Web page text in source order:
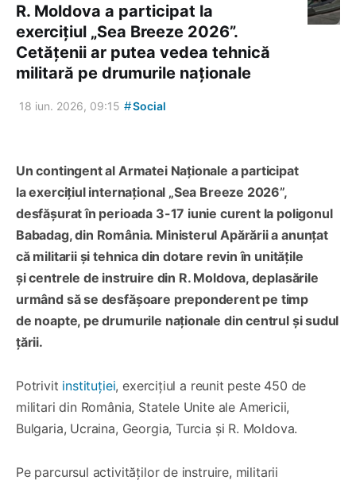
R. Moldova a participat la
exercițiul „Sea Breeze 2026”.
Cetățenii ar putea vedea tehnică
militară pe drumurile naționale
18 iun. 2026, 09:15 #Social
Un contingent al Armatei Naționale a participat
la exercițiul internațional „Sea Breeze 2026”,
desfășurat în perioada 3-17 iunie curent la poligonul
Babadag, din România. Ministerul Apărării a anunțat
că militarii și tehnica din dotare revin în unitățile
și centrele de instruire din R. Moldova, deplasările
urmând să se desfășoare preponderent pe timp
de noapte, pe drumurile naționale din centrul și sudul
țării.
Potrivit instituției, exercițiul a reunit peste 450 de
militari din România, Statele Unite ale Americii,
Bulgaria, Ucraina, Georgia, Turcia și R. Moldova.
Pe parcursul activităților de instruire, militarii